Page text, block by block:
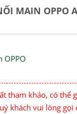
MAIN OPPO
OPPO
tham khảo, có thể
khách vui lòng gọi